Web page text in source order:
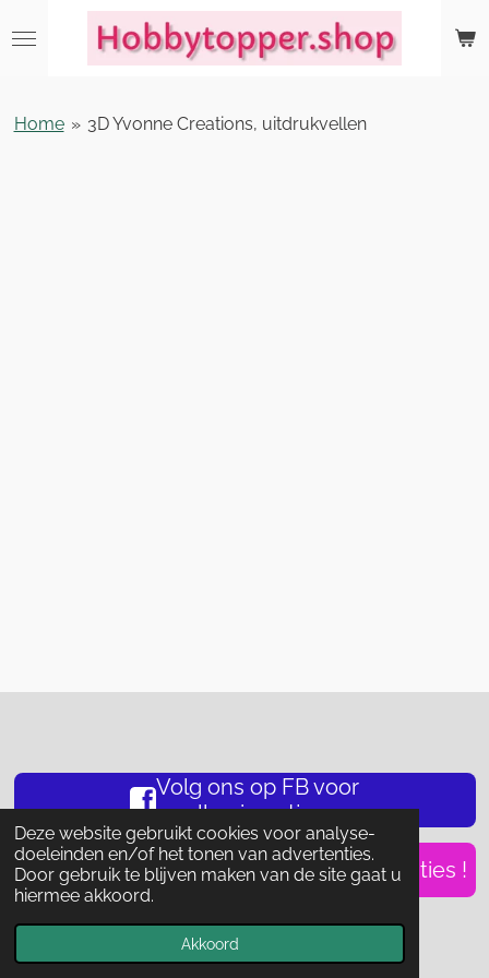
Deze website gebruikt cookies voor analyse-
doeleinden en/of het tonen van advertenties.
Door gebruik te blijven maken van de site gaat u
hiermee akkoord.
Akkoord
direct
hoofdinhoud
Home » 3D Yvonne Creations, uitdrukvellen
Volg ons op FB voor
alle nieuwtjes.
Hobbytoppers groep, voor jouw creaties !
Powered by